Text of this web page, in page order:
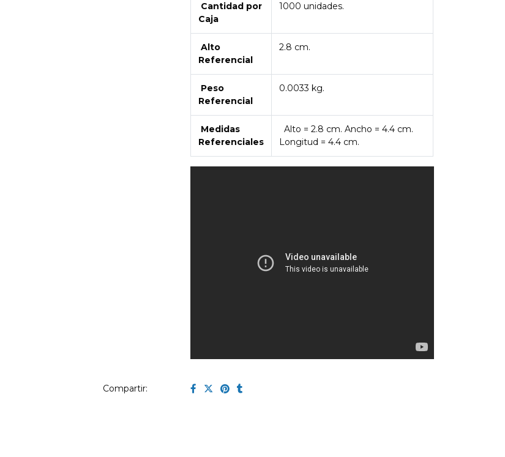
Cantidad por
Caja
1000 unidades.
Alto
Referencial
2.8 cm.
Peso
Referencial
0.0033 kg.
Medidas
Referenciales
Alto = 2.8 cm. Ancho = 4.4 cm.
Longitud = 4.4 cm.
Compartir: